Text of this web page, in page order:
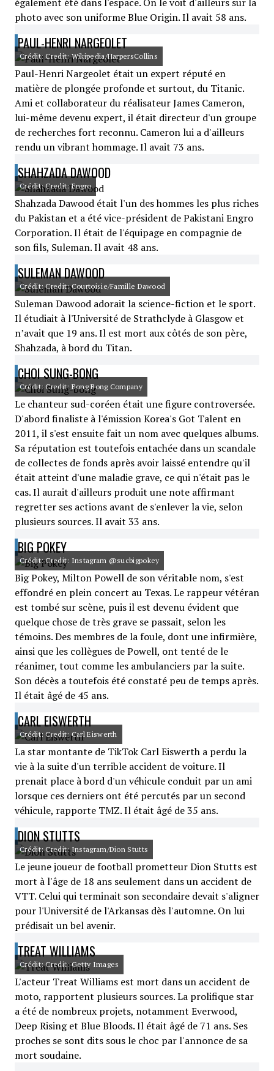
photo avec son uniforme Blue Origin. Il avait 58 ans.
PAUL-HENRI NARGEOLET
Crédit: Credit: Wikipedia/HarpersCollins
Paul-Henri Nargeolet était un expert réputé en
matière de plongée profonde et surtout, du Titanic.
Ami et collaborateur du réalisateur James Cameron,
lui-même devenu expert, il était directeur d'un groupe
de recherches fort reconnu. Cameron lui a d'ailleurs
rendu un vibrant hommage. Il avait 73 ans.
SHAHZADA DAWOOD
Crédit: Credit: Engro
Shahzada Dawood était l'un des hommes les plus riches
du Pakistan et a été vice-président de Pakistani Engro
Corporation. Il était de l'équipage en compagnie de
son fils, Suleman. Il avait 48 ans.
SULEMAN DAWOOD
Crédit: Credit: Courtoisie/Famille Dawood
Suleman Dawood adorait la science-fiction et le sport.
Il étudiait à l'Université de Strathclyde à Glasgow et
n’avait que 19 ans. Il est mort aux côtés de son père,
Shahzada, à bord du Titan.
CHOI SUNG-BONG
Crédit: Credit: Bong Bong Company
Le chanteur sud-coréen était une figure controversée.
D'abord finaliste à l'émission Korea's Got Talent en
2011, il s'est ensuite fait un nom avec quelques albums.
Sa réputation est toutefois entachée dans un scandale
de collectes de fonds après avoir laissé entendre qu'il
était atteint d'une maladie grave, ce qui n'était pas le
cas. Il aurait d'ailleurs produit une note affirmant
regretter ses actions avant de s'enlever la vie, selon
plusieurs sources. Il avait 33 ans.
BIG POKEY
Crédit: Credit: Instagram @sucbigpokey
Big Pokey, Milton Powell de son véritable nom, s'est
effondré en plein concert au Texas. Le rappeur vétéran
est tombé sur scène, puis il est devenu évident que
quelque chose de très grave se passait, selon les
témoins. Des membres de la foule, dont une infirmière,
ainsi que les collègues de Powell, ont tenté de le
réanimer, tout comme les ambulanciers par la suite.
Son décès a toutefois été constaté peu de temps après.
Il était âgé de 45 ans.
CARL EISWERTH
Crédit: Credit: Carl Eiswerth
La star montante de TikTok Carl Eiswerth a perdu la
vie à la suite d'un terrible accident de voiture. Il
prenait place à bord d'un véhicule conduit par un ami
lorsque ces derniers ont été percutés par un second
véhicule, rapporte TMZ. Il était âgé de 35 ans.
DION STUTTS
Crédit: Credit: Instagram/Dion Stutts
Le jeune joueur de football prometteur Dion Stutts est
mort à l'âge de 18 ans seulement dans un accident de
VTT. Celui qui terminait son secondaire devait s'aligner
pour l'Université de l'Arkansas dès l'automne. On lui
prédisait un bel avenir.
TREAT WILLIAMS
Crédit: Credit: Getty Images
L'acteur Treat Williams est mort dans un accident de
moto, rapportent plusieurs sources. La prolifique star
a été de nombreux projets, notamment Everwood,
Deep Rising et Blue Bloods. Il était âgé de 71 ans. Ses
proches se sont dits sous le choc par l'annonce de sa
mort soudaine.